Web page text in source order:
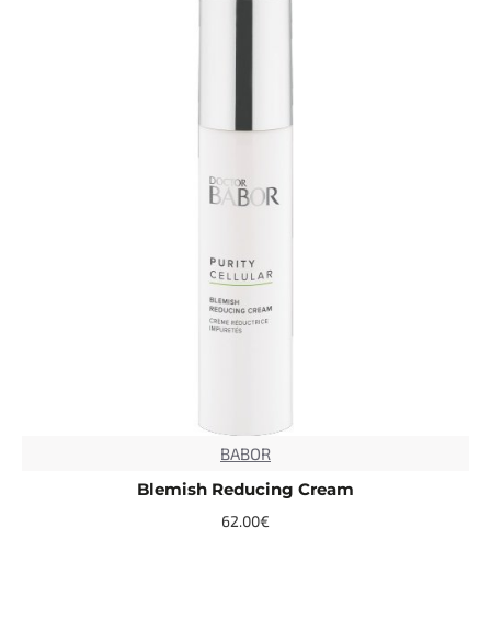
BABOR
Blemish Reducing Cream
62.00€